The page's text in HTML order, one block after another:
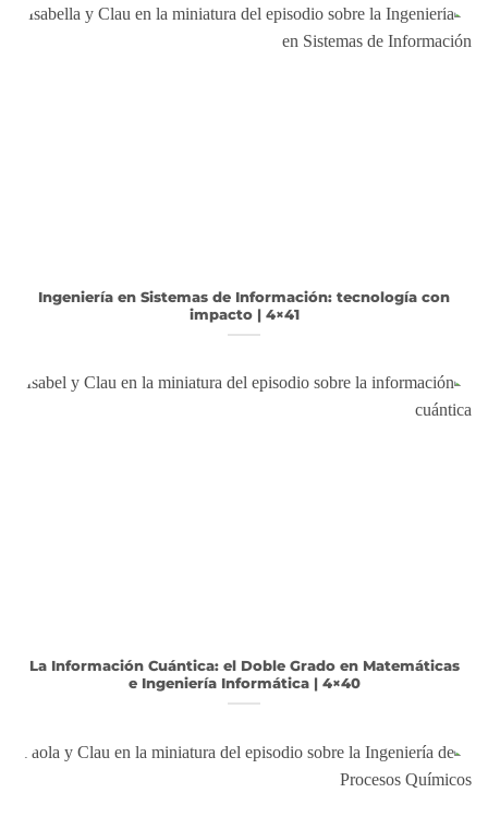
Ingeniería en Sistemas de Información: tecnología con
impacto | 4×41
La Información Cuántica: el Doble Grado en Matemáticas
e Ingeniería Informática | 4×40